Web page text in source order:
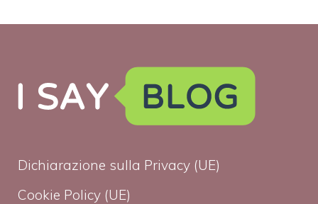
Dichiarazione sulla Privacy (UE)
Cookie Policy (UE)